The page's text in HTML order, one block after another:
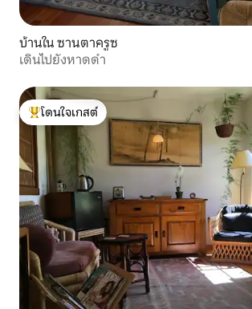
บ้านใน ซานตาครูซ
เดินไปยังหาดดำ
โดนใจเกสต์ที่สุด
โดนใจเกสต์